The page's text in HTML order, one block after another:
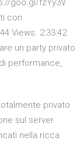
goo.gl/fzYy3V
con
Views. 2:33:42
un party privato
performance,
privato
sul server
nella ricca